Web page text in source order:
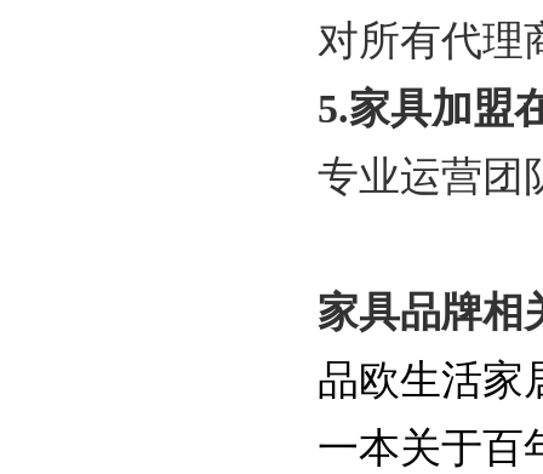
对所有代理
5.家具加盟
专业运营团
家具品牌相
品欧生活家
一本关于百